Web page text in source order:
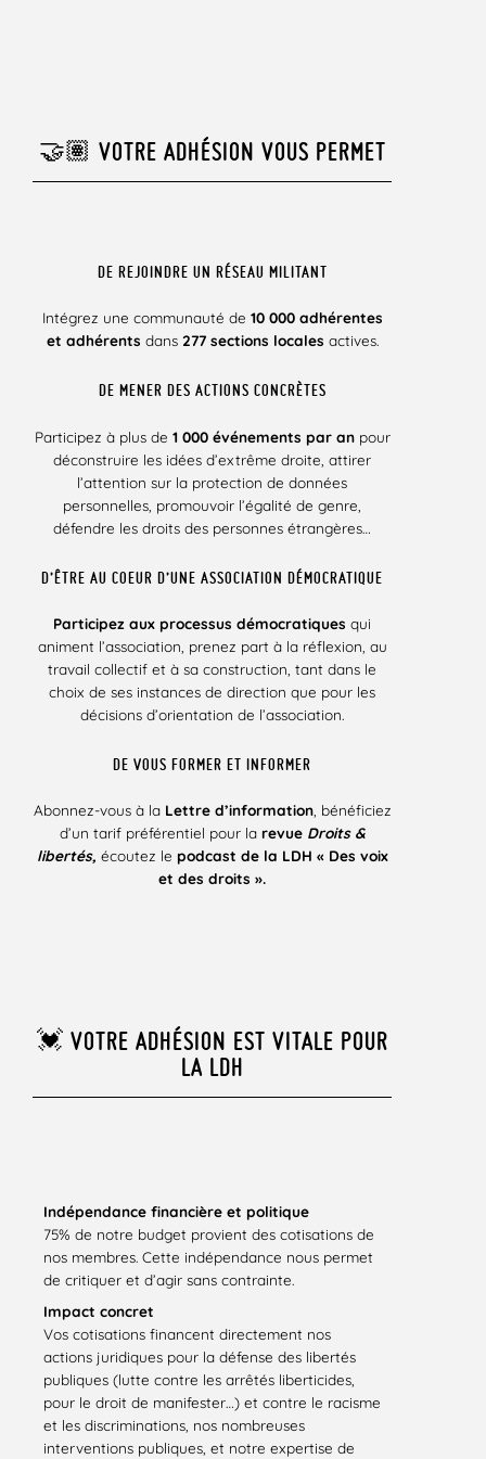
🤝🏽 VOTRE ADHÉSION VOUS PERMET
DE REJOINDRE UN RÉSEAU MILITANT
Intégrez une communauté de 10 000 adhérentes
et adhérents dans 277 sections locales actives.
DE MENER DES ACTIONS CONCRÈTES
Participez à plus de 1 000 événements par anpour
déconstruire les idées d’extrême droite, attirer
l’attention sur la protection de données
personnelles, promouvoir l’égalité de genre,
défendre les droits des personnes étrangères…
D’ÊTRE AU COEUR D’UNE ASSOCIATION DÉMOCRATIQUE
Participez aux processus démocratiques qui
animent l’association, prenez part à la réflexion, au
travail collectif et à sa construction, tant dans le
choix de ses instances de direction que pour les
décisions d’orientation de l’association.
DE VOUS FORMER ET INFORMER
Abonnez-vous à la Lettre d’information, bénéficiez
d’un tarif préférentiel pour la revue Droits &
libertés, écoutez le podcast de la LDH « Des voix
et des droits ».
💓 VOTRE ADHÉSION EST VITALE POUR
LA LDH
Indépendance financière et politique
75% de notre budget provient des cotisations de
nos membres. Cette indépendance nous permet
de critiquer et d’agir sans contrainte.
Impact concret
Vos cotisations financent directement nos
actions juridiques pour la défense des libertés
publiques (lutte contre les arrêtés liberticides,
pour le droit de manifester…) et contre le racisme
et les discriminations, nos nombreuses
interventions publiques, et notre expertise de